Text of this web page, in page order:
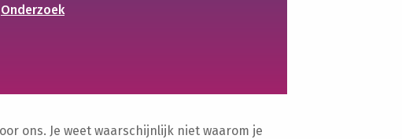
Onderzoek
ons. Je weet waarschijnlijk niet waarom je